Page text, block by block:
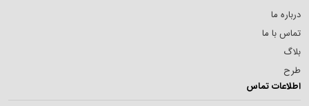
درباره ما
تماس با ما
بلاگ
طرح
اطلاعات تماس